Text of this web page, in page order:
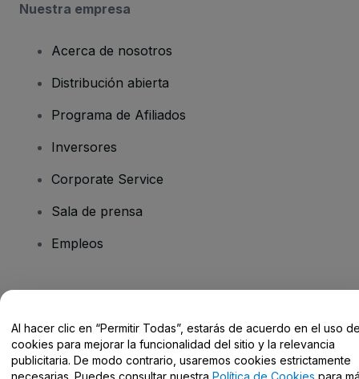
Nuestra empresa
Acerca de nosotros
Distribución abierta
Programa de Afiliados
Inversores
Corporate Service
Sala de prensa
Empleos
Centro de Ayuda / Contacto
Al hacer clic en “Permitir Todas”, estarás de acuerdo en el uso
cookies para mejorar la funcionalidad del sitio y la relevancia
publicitaria. De modo contrario, usaremos cookies estrictamente
necesarias. Puedes consultar nuestra Política de Cookies para